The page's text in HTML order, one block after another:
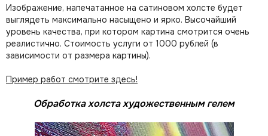
Изображение, напечатанное на сатиновом холсте будет
выглядеть максимально насыщено и ярко. Высочайший
уровень качества, при котором картина смотрится очень
реалистично. Стоимость услуги от 1000 рублей (в
зависимости от размера картины).
Пример работ смотрите здесь!
Обработка холста художественным гелем